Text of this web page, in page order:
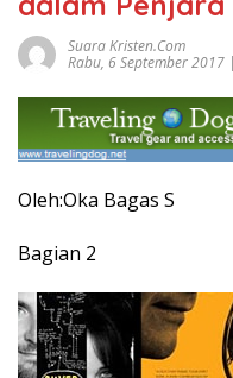
Suara Kristen.com
Rabu, 6 September 2017
Oleh:Oka Bagas S
Bagian 2